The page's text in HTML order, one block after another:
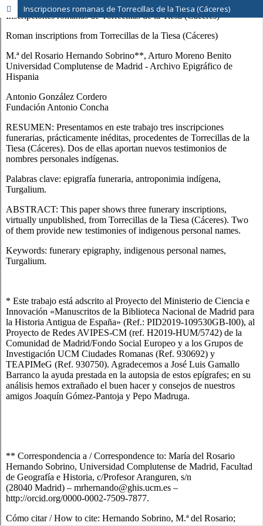
Inscripciones romanas de Torrecillas de la Tiesa (Cáceres)